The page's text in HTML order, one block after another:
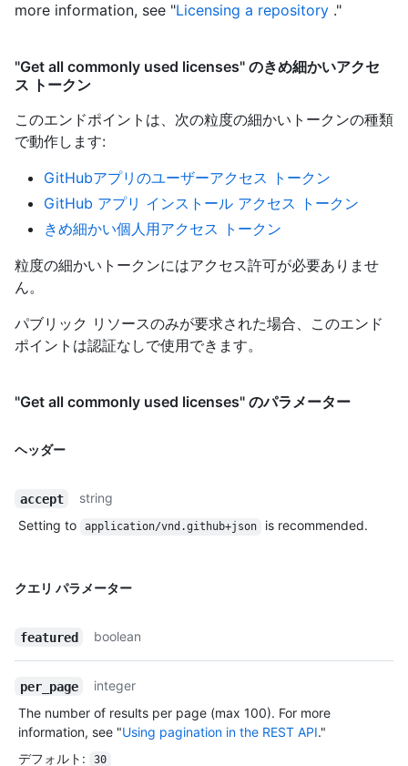
more information, see "Licensing a repository ."
"Get all commonly used licenses" のきめ細かいアクセ
ス トークン
このエンドポイントは、次の粒度の細かいトークンの種類
で動作します:
GitHubアプリのユーザーアクセス トークン
GitHub アプリ インストール アクセス トークン
きめ細かい個人用アクセス トークン
粒度の細かいトークンにはアクセス許可が必要ありませ
ん。
パブリック リソースのみが要求された場合、このエンド
ポイントは認証なしで使用できます。
"Get all commonly used licenses" のパラメーター
ヘッダー
accept
string
Setting to
application/vnd.github+json is recommended.
クエリ パラメーター
featured boolean
per_page
integer
The number of results per page (max 100). For more
information, see "Using pagination in the REST API."
デフォルト : 30